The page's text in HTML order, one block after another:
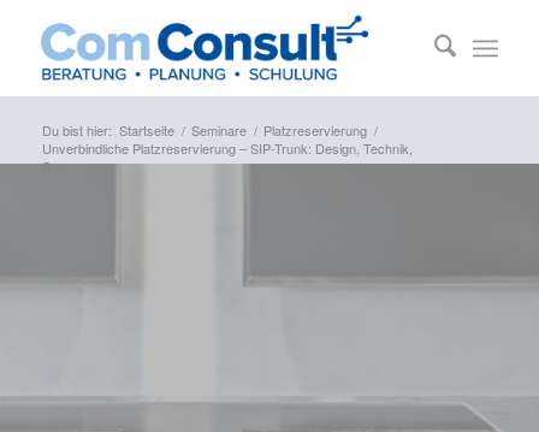
Du bist hier: Startseite / Seminare / Platzreservierung /
Unverbindliche Platzreservierung – SIP-Trunk: Design, Technik,
S...